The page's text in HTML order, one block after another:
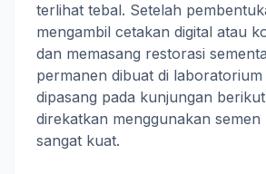
terlihat tebal. Setelah
mengambil cetakan digital atau
dan memasang restorasi
permanen dibuat di laboratorium
dipasang pada kunjungan
direkatkan menggunakan semen
sangat kuat.